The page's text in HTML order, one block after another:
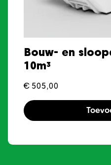
Bouw- en
10m³
€ 505,00